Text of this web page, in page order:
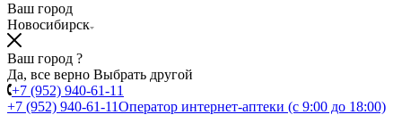
Ваш город
Новосибирск
Ваш город ?
Да, все верно Выбрать другой
+7 (952) 940-61-11
+7 (952) 940-61-11Оператор интернет-аптеки (с 9:00 до 18:00)